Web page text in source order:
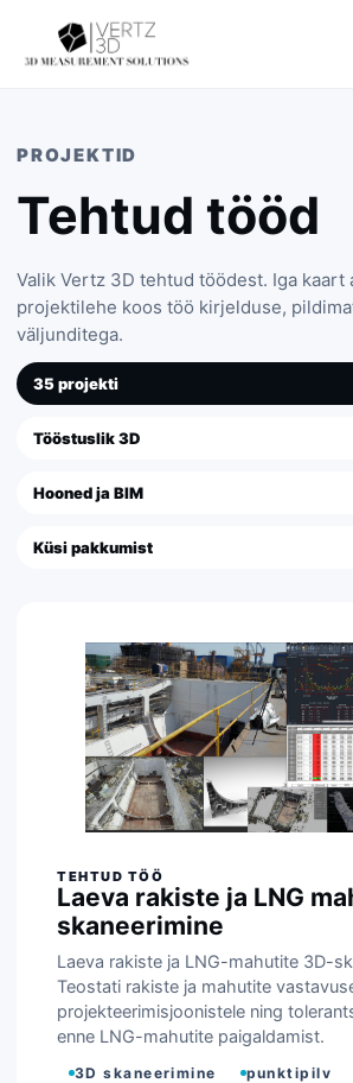
PROJEKTID
Tehtud tööd
Valik Vertz 3D tehtud töödest. Iga kaart
projektilehe koos töö kirjelduse,
väljunditega.
35 projekti
Tööstuslik 3D
Hooned ja BIM
Küsi pakkumist
Laeva rakiste ja LNG
skaneerimine
Laeva rakiste ja LNG-mahutite 3D-
Teostati rakiste ja mahutite
projekteerimisjoonistele ning
enne LNG-mahutite paigaldamist.
3D skaneerimine punktipilv